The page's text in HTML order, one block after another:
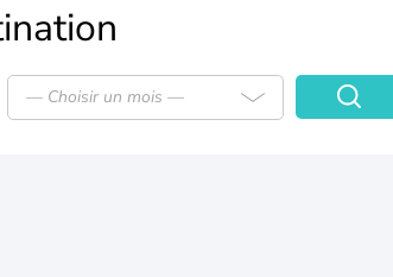
— Choisir un mois —